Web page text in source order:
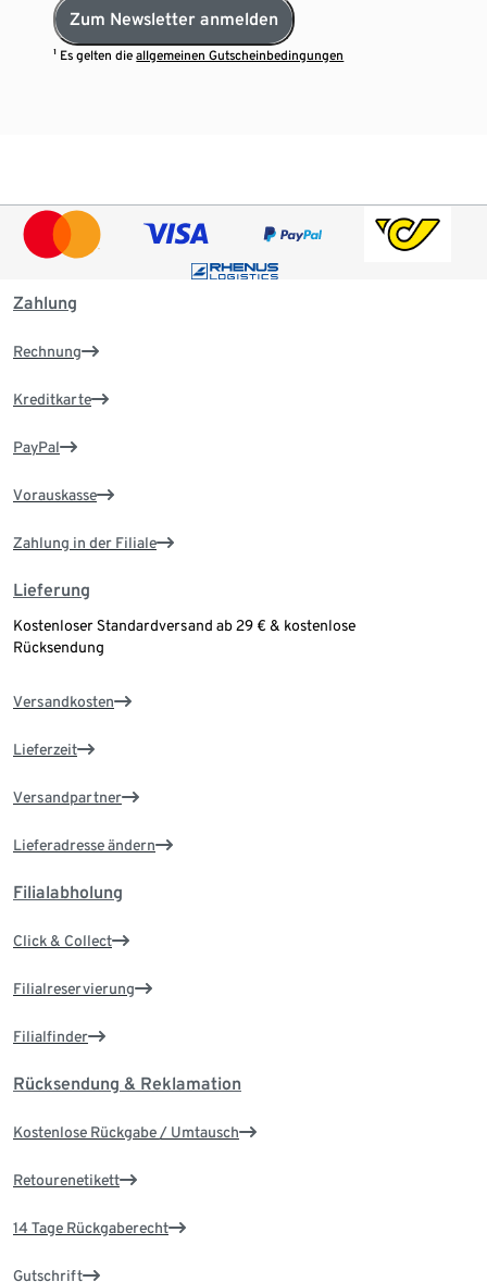
Zum Newsletter anmelden
¹ Es gelten dieallgemeinen Gutscheinbedingungen
Zahlung
Rechnung
Kreditkarte
PayPal
Vorauskasse
Zahlung in der Filiale
Lieferung
Kostenloser Standardversand ab 29 € & kostenlose
Rücksendung
Versandkosten
Lieferzeit
Versandpartner
Lieferadresse ändern
Filialabholung
Click & Collect
Filialreservierung
Filialfinder
Rücksendung & Reklamation
Kostenlose Rückgabe / Umtausch
Retourenetikett
14 Tage Rückgaberecht
Gutschrift